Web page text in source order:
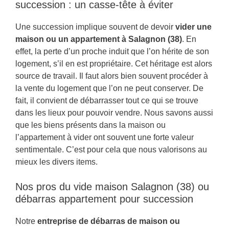
succession : un casse-tête à éviter
Une succession implique souvent de devoir vider une
maison ou un appartement à Salagnon (38). En
effet, la perte d’un proche induit que l’on hérite de son
logement, s’il en est propriétaire. Cet héritage est alors
source de travail. Il faut alors bien souvent procéder à
la vente du logement que l’on ne peut conserver. De
fait, il convient de débarrasser tout ce qui se trouve
dans les lieux pour pouvoir vendre. Nous savons aussi
que les biens présents dans la maison ou
l’appartement à vider ont souvent une forte valeur
sentimentale. C’est pour cela que nous valorisons au
mieux les divers items.
Nos pros du vide maison Salagnon (38) ou
débarras appartement pour succession
Notre entreprise de débarras de maison ou